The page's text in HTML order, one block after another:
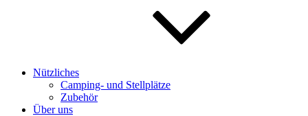
Nützliches
Camping- und Stellplätze
Zubehör
Über uns